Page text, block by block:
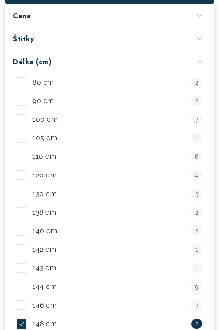
VÝPRODEJ
! Akce ! Obchodní podmínky
Moje objednávka
Cena
Štítky
Délka (cm)
80 cm 2
90 cm 2
100 cm 7
105 cm 1
110 cm 6
120 cm 4
130 cm 3
138 cm 2
140 cm 2
142 cm 1
143 cm 1
144 cm 5
146 cm 7
148 cm 2